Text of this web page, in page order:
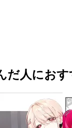
だ人にお